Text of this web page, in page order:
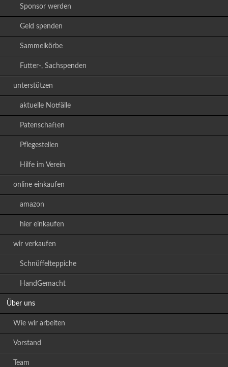
Sponsor werden
Geld spenden
Sammelkörbe
Futter-, Sachspenden
unterstützen
aktuelle Notfälle
Patenschaften
Pflegestellen
Hilfe im Verein
online einkaufen
amazon
hier einkaufen
wir verkaufen
Schnüffelteppiche
HandGemacht
Über uns
Wie wir arbeiten
Vorstand
Team